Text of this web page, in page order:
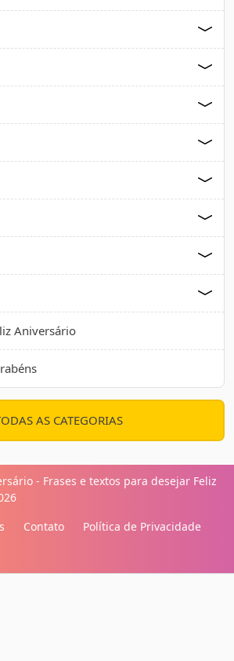
Aniversário
AS CATEGORIAS
- Frases e textos para desejar Feliz
Contato
Política de Privacidade